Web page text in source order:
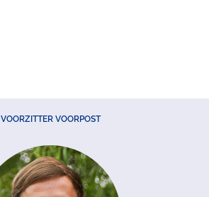
VOORZITTER VOORPOST